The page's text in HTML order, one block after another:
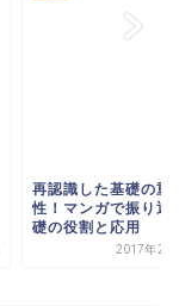
今年もボノボンの季
やってきた！
2016年10